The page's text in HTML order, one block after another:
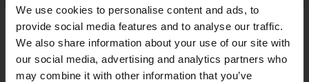
We use cookies to personalise content and ads, to
provide social media features and to analyse our traffic.
We also share information about your use of our site with
our social media, advertising and analytics partners who
may combine it with other information that you’ve